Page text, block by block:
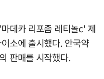
데카 리포좀 레티놀c' 제
소에 출시했다. 안국약
판매를 시작했다.